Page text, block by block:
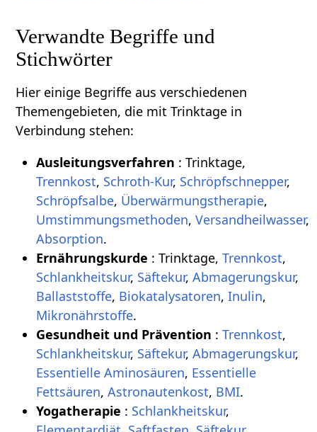
Verwandte Begriffe und
Stichwörter
Hier einige Begriffe aus verschiedenen
Themengebieten, die mit Trinktage in
Verbindung stehen:
Ausleitungsverfahren : Trinktage,
Trennkost, Schroth-Kur, Schröpfschnepper,
Schröpfsalbe, Überwärmungstherapie,
Umstimmungsmethoden, Versandheilwasser,
Absorption.
Ernährungskurde : Trinktage, Trennkost,
Schlankheitskur, Säftekur, Abmagerungskur,
Ballaststoffe, Biokatalysatoren, Inulin,
Mikronährstoffe.
Gesundheit und Prävention : Trennkost,
Schlankheitskur, Säftekur, Abmagerungskur,
Essentielle Aminosäuren, Essentielle
Fettsäuren, Astronautenkost, BMI.
Yogatherapie : Schlankheitskur,